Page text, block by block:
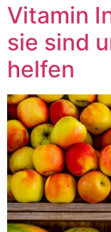
Vitamin
sie sind
helfen